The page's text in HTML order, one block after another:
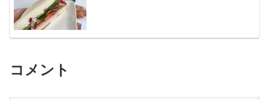
コメント